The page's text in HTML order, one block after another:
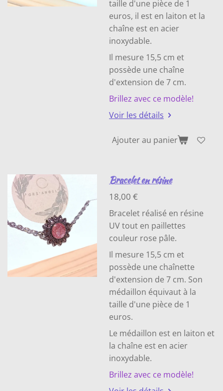
taille d'une pièce de 1
euros, il est en laiton et la
chaîne est en acier
inoxydable.
Il mesure 15,5 cm et
possède une chaîne
d'extension de 7 cm.
Brillez avec ce modèle!
Voir les détails
Ajouter au panier
Bracelet en résine
18,00 €
Bracelet réalisé en résine
UV tout en paillettes
couleur rose pâle.
Il mesure 15,5 cm et
possède une chaînette
d'extension de 7 cm. Son
médaillon équivaut à la
taille d'une pièce de 1
euros.
Le médaillon est en laiton et
la chaîne est en acier
inoxydable.
Brillez avec ce modèle!